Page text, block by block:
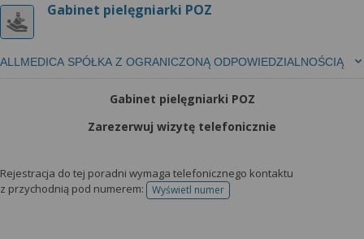
Gabinet pielęgniarki POZ
ALLMEDICA SPÓŁKA Z OGRANICZONĄ ODPOWIEDZIALNOŚCIĄ
Gabinet pielęgniarki POZ
Zarezerwuj wizytę telefonicznie
Rejestracja do tej poradni wymaga telefonicznego kontaktu
z przychodnią pod numerem:
Wyświetl numertelefonu do rejestracji